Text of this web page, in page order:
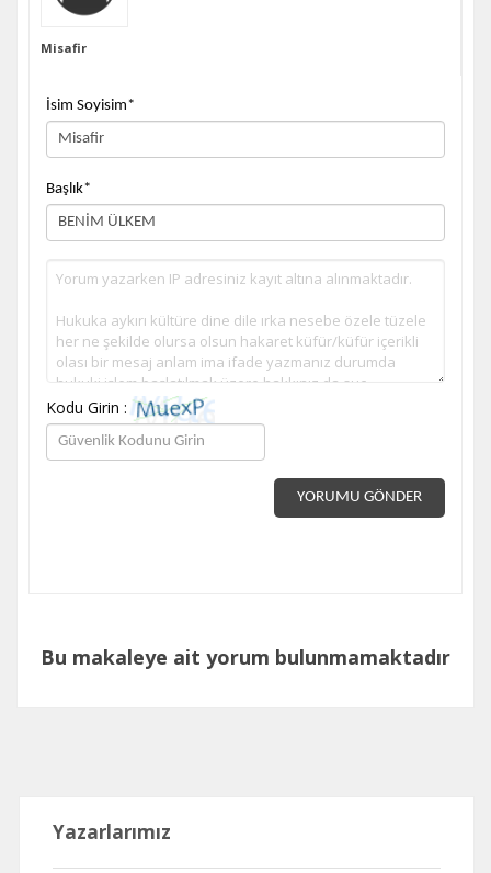
Misafir
İsim Soyisim*
Başlık*
Kodu Girin :
YORUMU GÖNDER
Bu makaleye ait yorum bulunmamaktadır
Yazarlarımız